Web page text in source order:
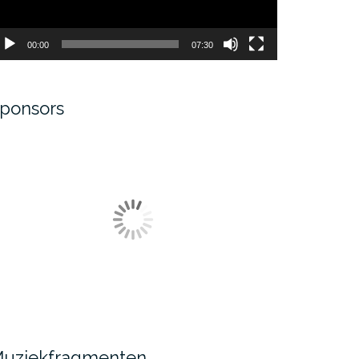
00:00 07:30